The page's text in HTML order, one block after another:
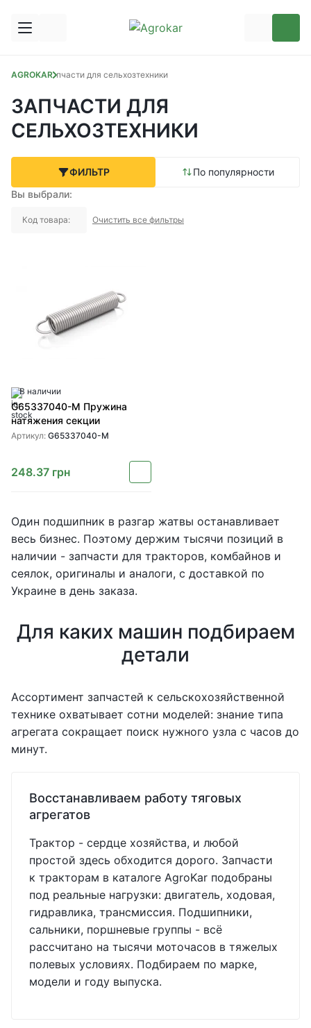
AGROKARЗапчасти для сельхозтехники
ЗАПЧАСТИ ДЛЯ
СЕЛЬХОЗТЕХНИКИ
ФИЛЬТР
По популярности
Вы выбрали:
Код товара: Очистить все фильтры
В наличии
G65337040-M Пружина
натяжения секции
Артикул: G65337040-M
248.37 грн
Один подшипник в разгар жатвы останавливает
весь бизнес. Поэтому держим тысячи позиций в
наличии - запчасти для тракторов, комбайнов и
сеялок, оригиналы и аналоги, с доставкой по
Украине в день заказа.
Для каких машин подбираем
детали
Ассортимент запчастей к сельскохозяйственной
технике охватывает сотни моделей: знание типа
агрегата сокращает поиск нужного узла с часов до
минут.
Восстанавливаем работу тяговых
агрегатов
Трактор - сердце хозяйства, и любой
простой здесь обходится дорого. Запчасти
к тракторам в каталоге AgroKar подобраны
под реальные нагрузки: двигатель, ходовая,
гидравлика, трансмиссия. Подшипники,
сальники, поршневые группы - всё
рассчитано на тысячи моточасов в тяжелых
полевых условиях. Подбираем по марке,
модели и году выпуска.